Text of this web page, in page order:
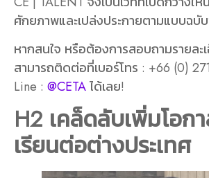
ศักยภาพและเปล่งประกายตามแบบฉบั
หากสนใจ หรือต้องการสอบถามรายละ
สามารถติดต่อที่เบอร์โทร : +66 (0)
Line : @CETAได้เลย!
H2 เคล็ดลับเพิ่มโอก
เรียนต่อต่างประเทศ